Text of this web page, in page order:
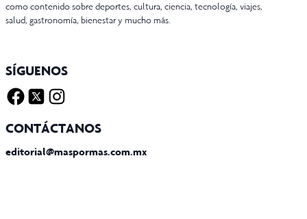
como contenido sobre deportes, cultura, ciencia, tecnología, viajes,
salud, gastronomía, bienestar y mucho más.
SÍGUENOS
CONTÁCTANOS
editorial@maspormas.com.mx